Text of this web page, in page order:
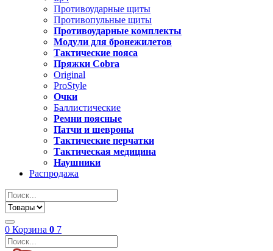
Противоударные щиты
Противопульные щиты
Противоударные комплекты
Модули для бронежилетов
Тактические пояса
Пряжки Cobra
Original
ProStyle
Очки
Баллистические
Ремни поясные
Патчи и шевроны
Тактические перчатки
Тактическая медицина
Наушники
Распродажа
0 Корзина 0 7